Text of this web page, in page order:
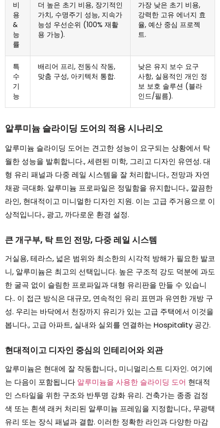
비
용
&
능
률
더 높은 초기 비용, 장기적인
가치, 수명주기 성능, 지속가
능성 우선순위 (100% 재활
용 가능).
가장 낮은 초기 비용,
강력한 고유 에너지 효
율, 예산 중심 프로젝
트.
특
수
기
능
배리어 프리, 전동식 작동,
맞춤 구성, 아키텍처 통합.
낮은 유지 보수 요구
사항, 실용적인 개인 정
보 보호 솔루션 (블라
인드/필름).
알루미늄 슬라이딩 도어의 적용 시나리오
알루미늄 슬라이딩 도어는 견고한 성능이 요구되는 상황에서 탁
월한 성능을 발휘합니다., 세련된 미학, 그리고 디자인 유연성. 대
형 유리 패널과 다중 레일 시스템을 잘 처리합니다., 전망과 자연
채광 극대화. 알루미늄 프로파일은 정밀함을 유지합니다., 깔끔한
라인, 현대적이고 미니멀한 디자인 지원. 이는 고급 주거용으로 이
상적입니다., 광고, 까다로운 환경 설정.
큰 개구부, 탁 트인 전망, 다중 레일 시스템
거실용, 테라스, 넓은 범위와 최소한의 시각적 방해가 필요한 발코
니, 알루미늄은 최고의 선택입니다. 높은 구조적 강도 덕분에 과도
한 굴곡 없이 슬림한 프로파일과 대형 유리판을 만들 수 있습니
다.. 이 접근 방식은 대규모, 연속적인 유리 표면과 유연한 개방 구
성. 우리는 바닥에서 천장까지 유리가 있는 고급 주택에서 이것을
봅니다., 고급 아파트, 실내와 실외를 연결하는 Hospitality 공간.
현대적이고 디자인 중심의 인테리어와 외관
알루미늄은 현대에 잘 작동합니다., 미니멀리스트 디자인. 여기에
는 다음이 포함됩니다 알루미늄을 사용한 슬라이딩 도어 현대적
인 스타일을 위한 구조와 반투명 강화 유리. 건축가는 종종 검정
색 또는 흰색 래커 처리된 알루미늄 프레임을 지정합니다., 무광택
유리 또는 장식 패널과 결합. 이러한 정확한 라인과 다양한 마감